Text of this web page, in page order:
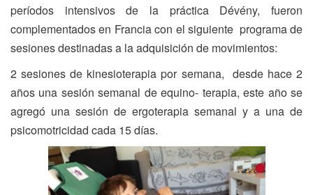
períodos intensivos de la práctica Dévény, fueron
complementados en Francia con el siguiente programa de
sesiones destinadas a la adquisición de movimientos:
2 sesiones de kinesioterapia por semana, desde hace 2
años una sesión semanal de equino- terapia, este año se
agregó una sesión de ergoterapia semanal y a una de
psicomotricidad cada 15 días.